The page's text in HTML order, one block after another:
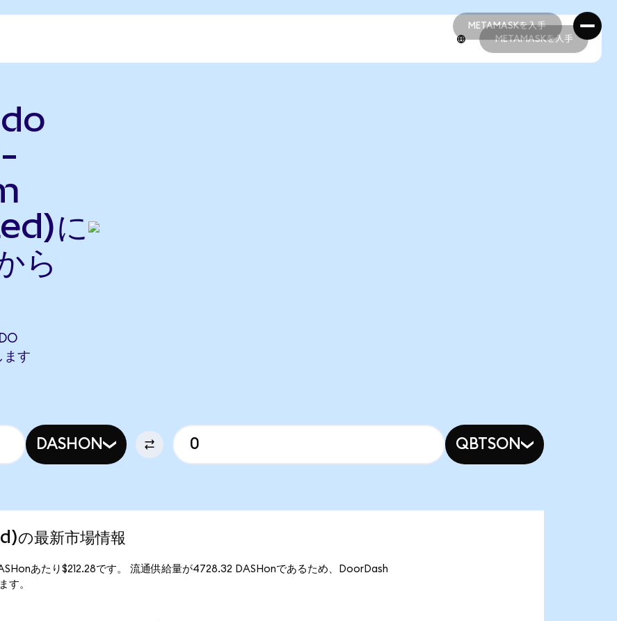
METAMASKを入手
METAMASKを入手
METAMASKを入手
に
ら
ます
DASHON QBTSON
最新市場情報
あたり$212.28です。 流通供給量が4728.32 DASHonであるため、DoorDash
す。